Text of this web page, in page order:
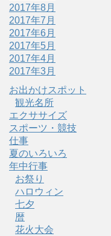
2017年8月
2017年7月
2017年6月
2017年5月
2017年4月
2017年3月
お出かけスポット
観光名所
エクササイズ
スポーツ・競技
仕事
夏のいろいろ
年中行事
お祭り
ハロウィン
七夕
暦
花火大会